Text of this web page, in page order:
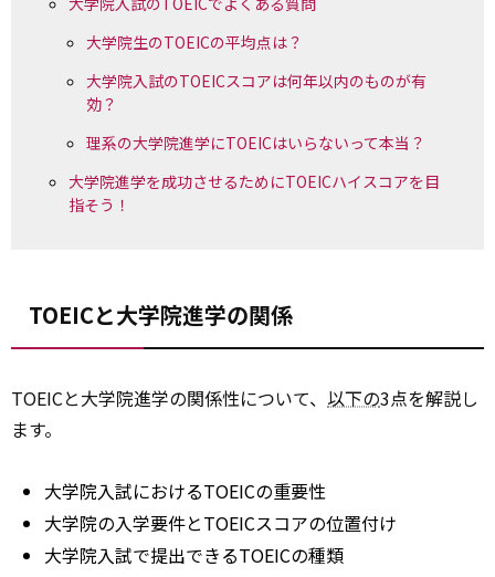
大学院生のTOEICの平均点は？
大学院入試のTOEICスコアは何年以内のものが有
効？
理系の大学院進学にTOEICはいらないって本当？
大学院進学を成功させるためにTOEICハイスコアを目
指そう！
TOEICと大学院進学の関係
TOEICと大学院進学の関係性について、 以下の3点を解説し
ます。
大学院入試におけるTOEICの重要性
大学院の入学要件とTOEICスコアの位置付け
大学院入試で提出できるTOEICの種類